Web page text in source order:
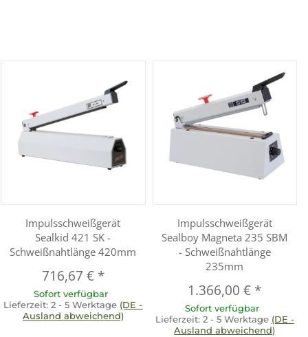
Impulsschweißgerät
Sealkid 421 SK -
Schweißnahtlänge 420mm
716,67 € *
Sofort verfügbar
Lieferzeit:2 - 5 Werktage (DE -
Ausland abweichend)
Impulsschweißgerät
Sealboy Magneta 235 SBM
- Schweißnahtlänge
235mm
1.366,00 € *
Sofort verfügbar
Lieferzeit: 2 - 5 Werktage (DE -
Ausland abweichend)